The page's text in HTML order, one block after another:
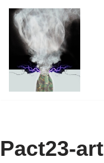
Ga
naar
inhoud
Pact23-art